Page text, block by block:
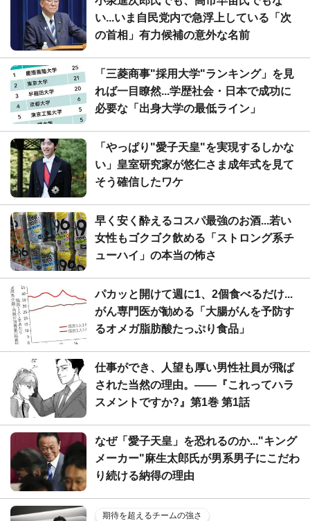
い...いま自民党内で急浮上している「次
の首相」有力候補の意外な名前
「三菱商事"採用大学"ランキング」を見
れば一目瞭然...学歴社会・日本で成功に
必要な「出身大学の最低ライン」
「やっぱり"愛子天皇"を実現するしかな
い」皇室研究家が悠仁さま成年式を見て
そう確信したワケ
早く安く酔えるコスパ最強のお酒...若い
女性もゴクゴク飲める「ストロング系チ
ューハイ」の本当の怖さ
パカッと開けて週に1、2個食べるだけ...
がん専門医が勧める「大腸がんを予防す
るオメガ脂肪酸たっぷり食品」
仕事ができ、人望も厚い男性社員が飛ば
された当然の理由。――『これってハラ
スメントですか?』第1巻 第1話
なぜ「愛子天皇」を恐れるのか..."キング
メーカー"麻生太郎氏が男系男子にこだわ
り続ける納得の理由
期待を超えるチームの強さ